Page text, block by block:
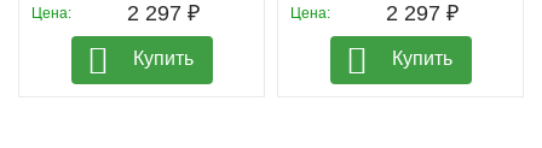
Цена: 2 297 ₽
Купить
Цена: 2 297 ₽
Купить